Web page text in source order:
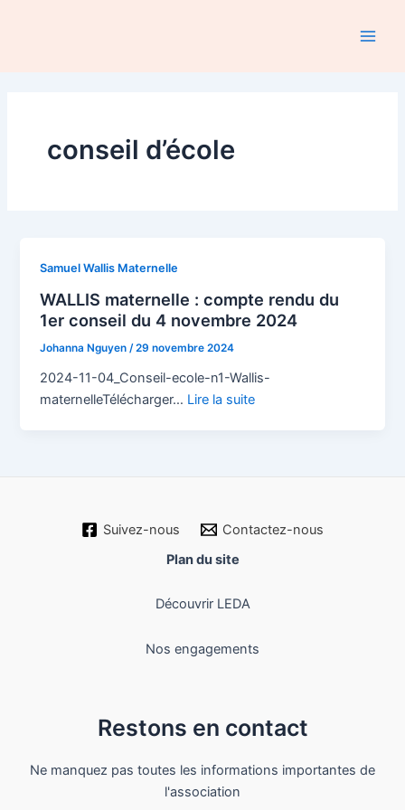
conseil d’école
Samuel Wallis Maternelle
WALLIS maternelle : compte rendu du
1er conseil du 4 novembre 2024
Johanna Nguyen/29 novembre 2024
2024-11-04_Conseil-ecole-n1-Wallis-
maternelleTélécharger… Lire la suite
Suivez-nous
Contactez-nous
Plan du site
Découvrir LEDA
Nos engagements
Restons en contact
Ne manquez pas toutes les informations importantes de
l'association